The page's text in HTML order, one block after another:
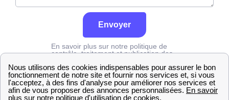
Envoyer
En savoir plus sur notre politique de
contrôle, traitement et publication des
Edf Hérault Lespignan